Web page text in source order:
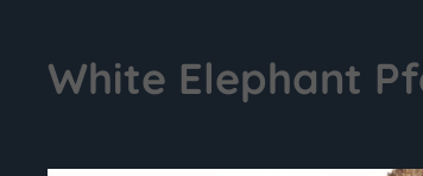
White Elephant